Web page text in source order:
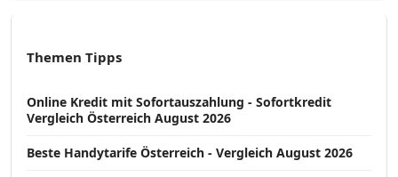
Themen Tipps
Online Kredit mit Sofortauszahlung - Sofortkredit
Vergleich Österreich August 2026
Beste Handytarife Österreich - Vergleich August 2026